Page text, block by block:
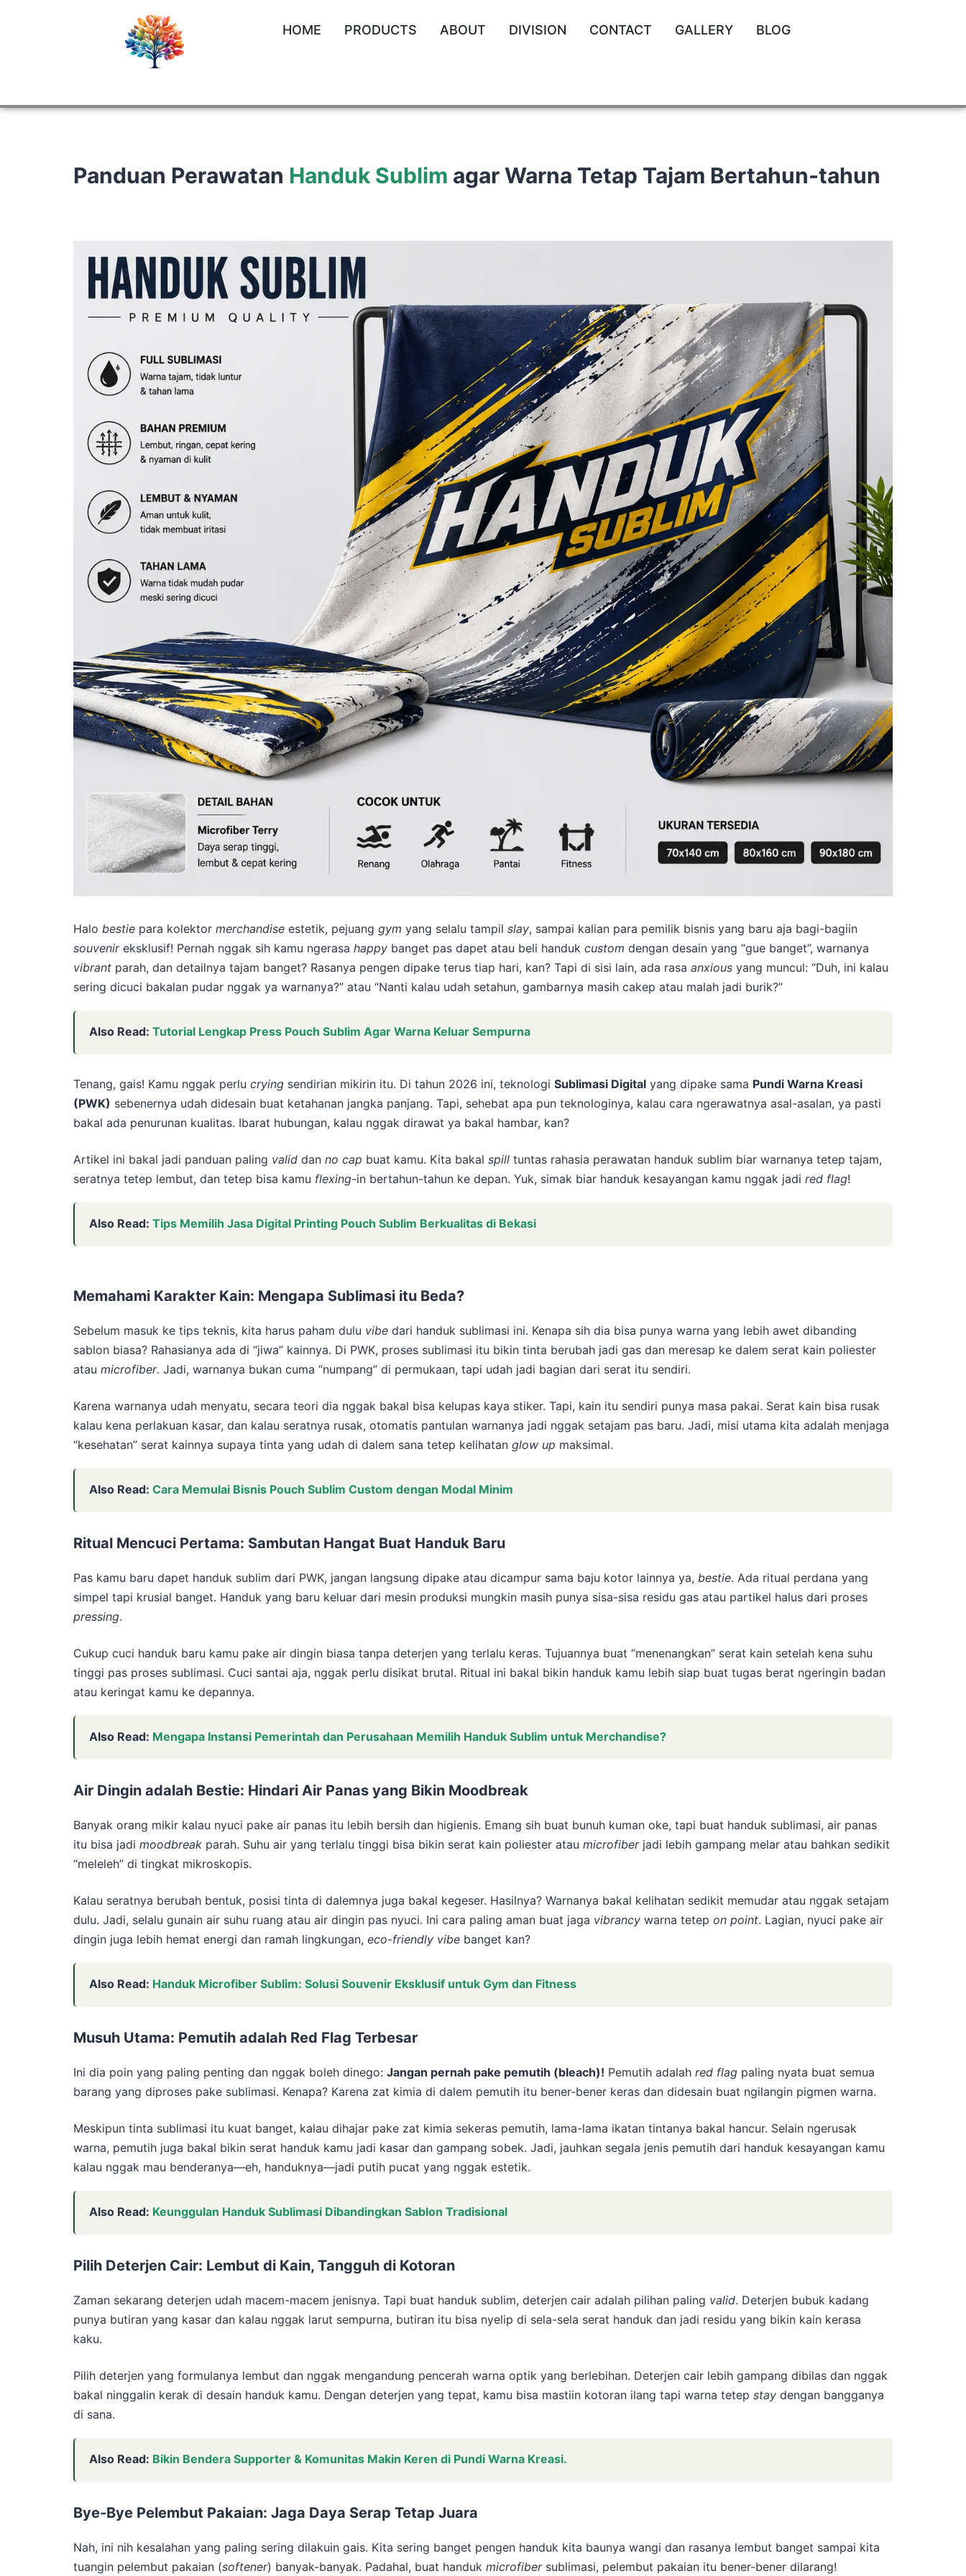
HOME PRODUCTS ABOUT DIVISION CONTACT GALLERY BLOG
Panduan Perawatan Handuk Sublim agar Warna Tetap Tajam Bertahun-tahun
Halo bestie para kolektor merchandise estetik, pejuang gym yang selalu tampil slay, sampai kalian para pemilik bisnis yang baru aja bagi-bagiin
souvenireksklusif! Pernah nggak sih kamu ngerasa happy banget pas dapet atau beli handuk custom dengan desain yang “gue banget”, warnanya
vibrant parah, dan detailnya tajam banget? Rasanya pengen dipake terus tiap hari, kan? Tapi di sisi lain, ada rasa anxious yang muncul: “Duh, ini kalau
sering dicuci bakalan pudar nggak ya warnanya?” atau “Nanti kalau udah setahun, gambarnya masih cakep atau malah jadi burik?”
Also Read: Tutorial Lengkap Press Pouch Sublim Agar Warna Keluar Sempurna
Tenang, gais! Kamu nggak perlu crying sendirian mikirin itu. Di tahun 2026 ini, teknologi Sublimasi Digital yang dipake sama Pundi Warna Kreasi
(PWK) sebenernya udah didesain buat ketahanan jangka panjang. Tapi, sehebat apa pun teknologinya, kalau cara ngerawatnya asal-asalan, ya pasti
bakal ada penurunan kualitas. Ibarat hubungan, kalau nggak dirawat ya bakal hambar, kan?
Artikel ini bakal jadi panduan paling valid dan no cap buat kamu. Kita bakal spill tuntas rahasia perawatan handuk sublim biar warnanya tetep tajam,
seratnya tetep lembut, dan tetep bisa kamu flexing-in bertahun-tahun ke depan. Yuk, simak biar handuk kesayangan kamu nggak jadi red flag!
Also Read: Tips Memilih Jasa Digital Printing Pouch Sublim Berkualitas di Bekasi
Memahami Karakter Kain: Mengapa Sublimasi itu Beda?
Sebelum masuk ke tips teknis, kita harus paham dulu vibe dari handuk sublimasi ini. Kenapa sih dia bisa punya warna yang lebih awet dibanding
sablon biasa? Rahasianya ada di “jiwa” kainnya. Di PWK, proses sublimasi itu bikin tinta berubah jadi gas dan meresap ke dalem serat kain poliester
atau microfiber. Jadi, warnanya bukan cuma “numpang” di permukaan, tapi udah jadi bagian dari serat itu sendiri.
Karena warnanya udah menyatu, secara teori dia nggak bakal bisa kelupas kaya stiker. Tapi, kain itu sendiri punya masa pakai. Serat kain bisa rusak
kalau kena perlakuan kasar, dan kalau seratnya rusak, otomatis pantulan warnanya jadi nggak setajam pas baru. Jadi, misi utama kita adalah menjaga
“kesehatan” serat kainnya supaya tinta yang udah di dalem sana tetep kelihatan glow up maksimal.
Also Read: Cara Memulai Bisnis Pouch Sublim Custom dengan Modal Minim
Ritual Mencuci Pertama: Sambutan Hangat Buat Handuk Baru
Pas kamu baru dapet handuk sublim dari PWK, jangan langsung dipake atau dicampur sama baju kotor lainnya ya, bestie. Ada ritual perdana yang
simpel tapi krusial banget. Handuk yang baru keluar dari mesin produksi mungkin masih punya sisa-sisa residu gas atau partikel halus dari proses
pressing.
Cukup cuci handuk baru kamu pake air dingin biasa tanpa deterjen yang terlalu keras. Tujuannya buat “menenangkan” serat kain setelah kena suhu
tinggi pas proses sublimasi. Cuci santai aja, nggak perlu disikat brutal. Ritual ini bakal bikin handuk kamu lebih siap buat tugas berat ngeringin badan
atau keringat kamu ke depannya.
Also Read: Mengapa Instansi Pemerintah dan Perusahaan Memilih Handuk Sublim untuk Merchandise?
Air Dingin adalah Bestie: Hindari Air Panas yang Bikin Moodbreak
Banyak orang mikir kalau nyuci pake air panas itu lebih bersih dan higienis. Emang sih buat bunuh kuman oke, tapi buat handuk sublimasi, air panas
itu bisa jadi moodbreak parah. Suhu air yang terlalu tinggi bisa bikin serat kain poliester atau microfiberjadi lebih gampang melar atau bahkan sedikit
“meleleh” di tingkat mikroskopis.
Kalau seratnya berubah bentuk, posisi tinta di dalemnya juga bakal kegeser. Hasilnya? Warnanya bakal kelihatan sedikit memudar atau nggak setajam
dulu. Jadi, selalu gunain air suhu ruang atau air dingin pas nyuci. Ini cara paling aman buat jaga vibrancy warna tetep on point. Lagian, nyuci pake air
dingin juga lebih hemat energi dan ramah lingkungan, eco-friendly vibe banget kan?
Also Read: Handuk Microfiber Sublim: Solusi Souvenir Eksklusif untuk Gym dan Fitness
Musuh Utama: Pemutih adalah Red Flag Terbesar
Ini dia poin yang paling penting dan nggak boleh dinego: Jangan pernah pake pemutih (bleach)! Pemutih adalah red flag paling nyata buat semua
barang yang diproses pake sublimasi. Kenapa? Karena zat kimia di dalem pemutih itu bener-bener keras dan didesain buat ngilangin pigmen warna.
Meskipun tinta sublimasi itu kuat banget, kalau dihajar pake zat kimia sekeras pemutih, lama-lama ikatan tintanya bakal hancur. Selain ngerusak
warna, pemutih juga bakal bikin serat handuk kamu jadi kasar dan gampang sobek. Jadi, jauhkan segala jenis pemutih dari handuk kesayangan kamu
kalau nggak mau benderanya—eh, handuknya—jadi putih pucat yang nggak estetik.
Also Read: Keunggulan Handuk Sublimasi Dibandingkan Sablon Tradisional
Pilih Deterjen Cair: Lembut di Kain, Tangguh di Kotoran
Zaman sekarang deterjen udah macem-macem jenisnya. Tapi buat handuk sublim, deterjen cair adalah pilihan paling valid. Deterjen bubuk kadang
punya butiran yang kasar dan kalau nggak larut sempurna, butiran itu bisa nyelip di sela-sela serat handuk dan jadi residu yang bikin kain kerasa
kaku.
Pilih deterjen yang formulanya lembut dan nggak mengandung pencerah warna optik yang berlebihan. Deterjen cair lebih gampang dibilas dan nggak
bakal ninggalin kerak di desain handuk kamu. Dengan deterjen yang tepat, kamu bisa mastiin kotoran ilang tapi warna tetep stay dengan bangganya
di sana.
Also Read: Bikin Bendera Supporter & Komunitas Makin Keren di Pundi Warna Kreasi.
Bye-Bye Pelembut Pakaian: Jaga Daya Serap Tetap Juara
Nah, ini nih kesalahan yang paling sering dilakuin gais. Kita sering banget pengen handuk kita baunya wangi dan rasanya lembut banget sampai kita
tuangin pelembut pakaian (softener) banyak-banyak. Padahal, buat handuk microfibersublimasi, pelembut pakaian itu bener-bener dilarang!